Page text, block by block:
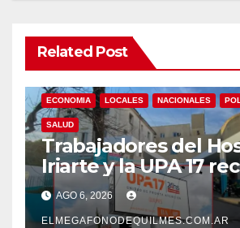
Related Post
ECONOMIA LOCALES NACIONALES
SALUD
Trabajadores del
Iriarte y la UPA 17
pase a planta de
mejoras laborales
AGO 6, 2026
ELMEGAFONODEQUILMES.COM.AR